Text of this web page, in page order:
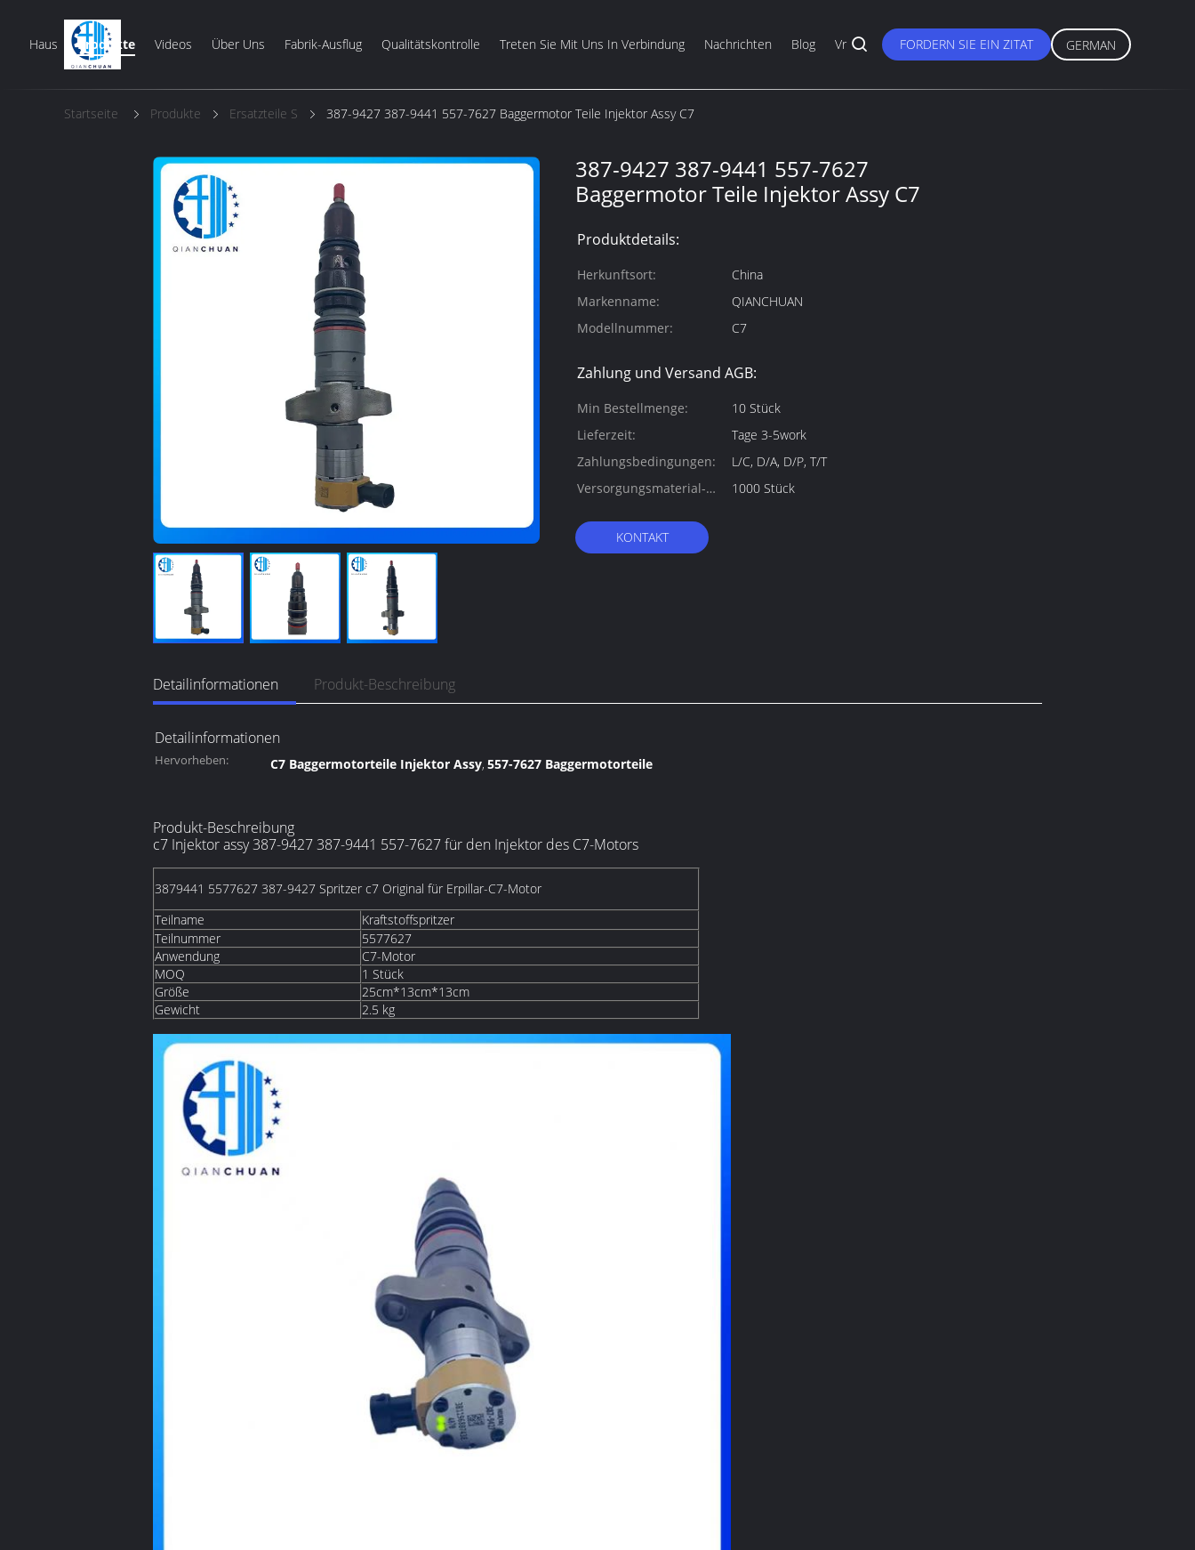
Haus Produkte Videos Über Uns Fabrik-Ausflug Qualitätskontrolle Treten Sie Mit Uns In Verbindung Nachrichten Blog Vr FORDERN SIE EIN ZITAT GERMAN
Startseite Produkte Ersatzteile S 387-9427 387-9441 557-7627 Baggermotor Teile Injektor Assy C7
387-9427 387-9441 557-7627
Baggermotor Teile Injektor Assy C7
Produktdetails:
Herkunftsort:
China
Markenname:
QIANCHUAN
Modellnummer:
C7
Zahlung und Versand AGB:
Min Bestellmenge:
10 Stück
Lieferzeit:
Tage 3-5work
Zahlungsbedingungen:
L/C, D/A, D/P, T/T
Versorgungsmaterial-
1000 Stück
KONTAKT
Detailinformationen Produkt-Beschreibung
Detailinformationen
Hervorheben: C7 Baggermotorteile Injektor Assy, 557-7627 Baggermotorteile
Produkt-Beschreibung
c7 Injektor assy 387-9427 387-9441 557-7627 für den Injektor des C7-Motors
3879441 5577627 387-9427 Spritzer c7 Original für Erpillar-C7-Motor
Teilname
Kraftstoffspritzer
Teilnummer
5577627
Anwendung
C7-Motor
MOQ
1 Stück
Größe
25cm*13cm*13cm
Gewicht
2.5 kg